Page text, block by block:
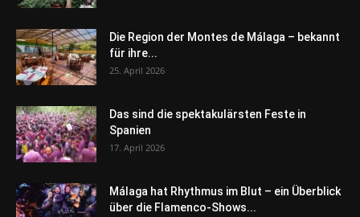
Die Region der Montes de Málaga – bekannt
für ihre...
25. April 2026
Das sind die spektakulärsten Feste in
Spanien
17. April 2026
Málaga hat Rhythmus im Blut – ein Überblick
über die Flamenco-Shows...